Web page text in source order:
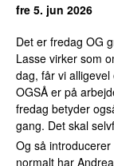
fre 5. jun 2026
Det er fredag OG
Lasse virker som
dag, får vi
OGSÅ er på
fredag betyder
gang. Det skal
Og så
normalt har